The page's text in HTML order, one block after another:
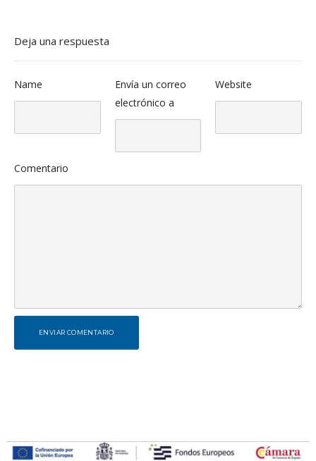
Deja una respuesta
Name
Envía un correo
electrónico a
Website
Comentario
ENVIAR COMENTARIO